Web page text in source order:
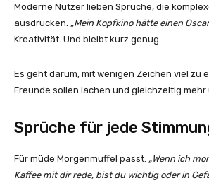
Moderne Nutzer lieben Sprüche, die
ausdrücken. „Mein Kopfkino hätte einen
Kreativität. Und bleibt kurz genug.
Es geht darum, mit wenigen Zeichen viel zu
Freunde sollen lachen und gleichzeitig mehr
Sprüche für jede
Für müde Morgenmuffel passt: „Wenn ich
Kaffee mit dir rede, bist du wichtig oder in